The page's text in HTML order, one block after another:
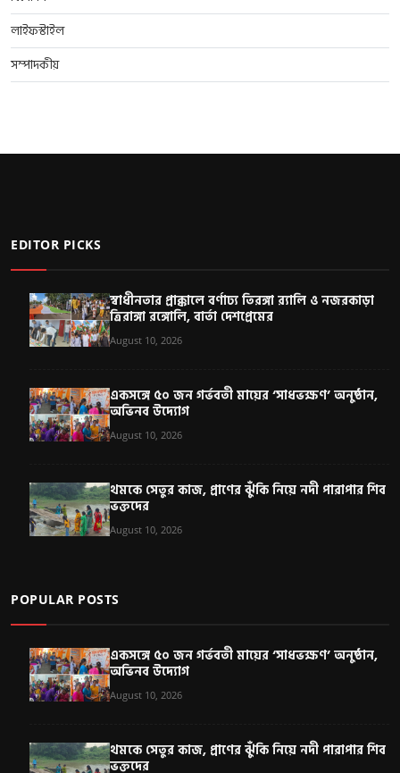
লাইফস্টাইল
সম্পাদকীয়
EDITOR PICKS
স্বাধীনতার প্রাক্কালে বর্ণাঢ্য তিরঙ্গা র‍্যালি ও নজরকাড়া
ত্রিরাঙ্গা রঙ্গোলি, বার্তা দেশপ্রেমের
August 10, 2026
একসঙ্গে ৫০ জন গর্ভবতী মায়ের ‘সাধভক্ষণ’ অনুষ্ঠান,
অভিনব উদ্যোগ
August 10, 2026
থমকে সেতুর কাজ, প্রাণের ঝুঁকি নিয়ে নদী পারাপার শিব
ভক্তদের
August 10, 2026
POPULAR POSTS
একসঙ্গে ৫০ জন গর্ভবতী মায়ের ‘সাধভক্ষণ’ অনুষ্ঠান,
অভিনব উদ্যোগ
August 10, 2026
থমকে সেতুর কাজ, প্রাণের ঝুঁকি নিয়ে নদী পারাপার শিব
ভক্তদের